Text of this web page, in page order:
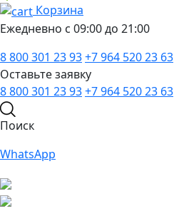
Корзина
Ежедневно с 09:00 до 21:00
8 800 301 23 93+7 964 520 23 63
Оставьте заявку
8 800 301 23 93+7 964 520 23 63
Поиск
WhatsApp